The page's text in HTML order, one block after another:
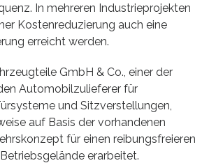
In mehreren Industrieprojekten
Kostenreduzierung auch eine
erreicht werden.
GmbH & Co., einer der
Automobilzulieferer für
und Sitzverstellungen,
auf Basis der vorhandenen
für einen reibungsfreieren
erarbeitet.